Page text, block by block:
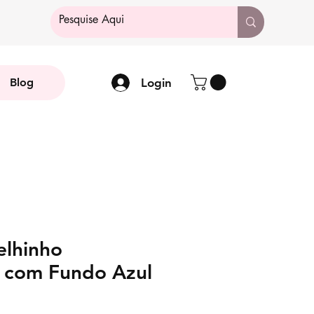
Blog Login
Fundo Azul